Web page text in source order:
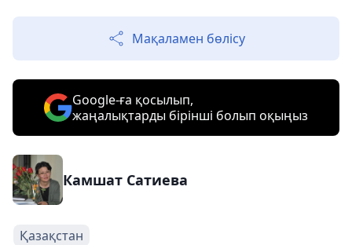
Мақаламен бөлісу
Google-ға қосылып,
жаңалықтарды бірінші болып оқыңыз
Камшат Сатиева
Қазақстан